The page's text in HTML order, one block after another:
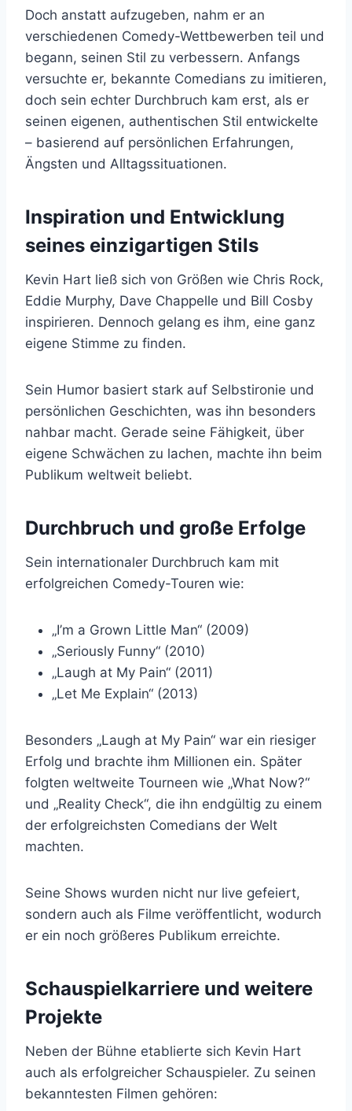
Doch anstatt aufzugeben, nahm er an
verschiedenen Comedy-Wettbewerben teil und
begann, seinen Stil zu verbessern. Anfangs
versuchte er, bekannte Comedians zu imitieren,
doch sein echter Durchbruch kam erst, als er
seinen eigenen, authentischen Stil entwickelte
– basierend auf persönlichen Erfahrungen,
Ängsten und Alltagssituationen.
Inspiration und Entwicklung
seines einzigartigen Stils
Kevin Hart ließ sich von Größen wie Chris Rock,
Eddie Murphy, Dave Chappelle und Bill Cosby
inspirieren. Dennoch gelang es ihm, eine ganz
eigene Stimme zu finden.
Sein Humor basiert stark auf Selbstironie und
persönlichen Geschichten, was ihn besonders
nahbar macht. Gerade seine Fähigkeit, über
eigene Schwächen zu lachen, machte ihn beim
Publikum weltweit beliebt.
Durchbruch und große Erfolge
Sein internationaler Durchbruch kam mit
erfolgreichen Comedy-Touren wie:
„I’m a Grown Little Man“ (2009)
„Seriously Funny“ (2010)
„Laugh at My Pain“ (2011)
„Let Me Explain“ (2013)
Besonders „Laugh at My Pain“ war ein riesiger
Erfolg und brachte ihm Millionen ein. Später
folgten weltweite Tourneen wie „What Now?“
und „Reality Check“, die ihn endgültig zu einem
der erfolgreichsten Comedians der Welt
machten.
Seine Shows wurden nicht nur live gefeiert,
sondern auch als Filme veröffentlicht, wodurch
er ein noch größeres Publikum erreichte.
Schauspielkarriere und weitere
Projekte
Neben der Bühne etablierte sich Kevin Hart
auch als erfolgreicher Schauspieler. Zu seinen
bekanntesten Filmen gehören: